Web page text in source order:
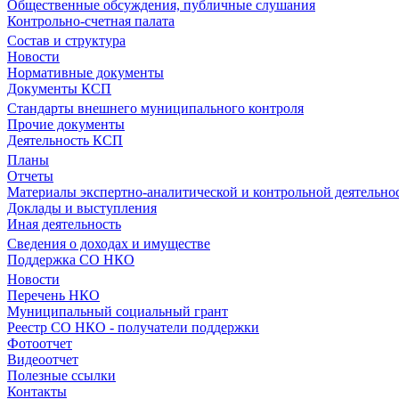
Общественные обсуждения, публичные слушания
Контрольно-счетная палата
Состав и структура
Новости
Нормативные документы
Документы КСП
Стандарты внешнего муниципального контроля
Прочие документы
Деятельность КСП
Планы
Отчеты
Материалы экспертно-аналитической и контрольной
Доклады и выступления
Иная деятельность
Сведения о доходах и имуществе
Поддержка СО НКО
Новости
Перечень НКО
Муниципальный социальный грант
Реестр СО НКО - получатели поддержки
Фотоотчет
Видеоотчет
Полезные ссылки
Контакты